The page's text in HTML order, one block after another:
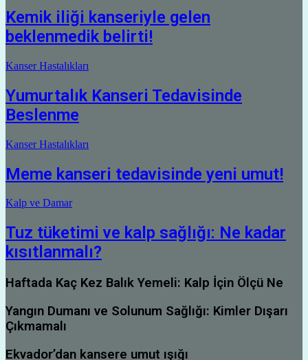
Kemik iliği kanseriyle gelen
beklenmedik belirti!
Kanser Hastalıkları
Yumurtalık Kanseri Tedavisinde
Beslenme
Kanser Hastalıkları
Meme kanseri tedavisinde yeni umut!
Kalp ve Damar
Tuz tüketimi ve kalp sağlığı: Ne kadar
kısıtlanmalı?
Haftada Kaç Kez Balık Yemeli: Kalp İçin Ölçü Ne
Yangın Dumanı ve Solunum Sağlığı: Kimler Dışarı
Çıkmamalı
Ekvador’dan kansere umut ışığı